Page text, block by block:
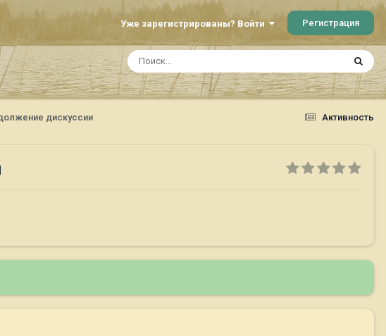
Уже зарегистрированы? Войти Регистрация
Активность
дискуссии